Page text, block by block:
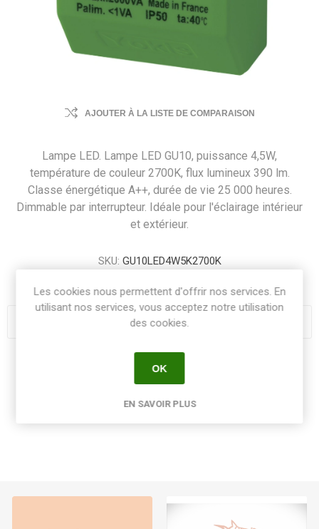
AJOUTER À LA LISTE DE COMPARAISON
Lampe LED. Lampe LED GU10, puissance 4,5W,
température de couleur 2700K, flux lumineux 390 lm.
Classe énergétique A++, durée de vie 25 000 heures.
Dimmable par interrupteur. Idéale pour l'éclairage intérieur
et extérieur.
SKU: GU10LED4W5K2700K
Share:
Les cookies nous permettent d'offrir nos services. En
utilisant nos services, vous acceptez notre utilisation
des cookies.
OK
EN SAVOIR PLUS